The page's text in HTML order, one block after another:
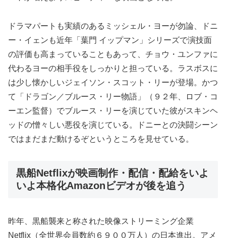
ドラマパートも実績のあるミッシェル・ヨーが勿論、ドニ
ー・イェンも近年「葉門 イップマン」シリーズで演技面
の評価も高まっていることもあって、チョウ・ユンファに
代わるヨーの相手役をしっかりと担っている。ラスボスに
は少し懐かしいジェイソン・スコット・リーが登場。かつ
て「ドラゴン／ブルース・リー物語」（９２年、ロブ・コ
ーエン監督）でブルース・リーを演じていた彼がスキンヘ
ッドの憎々しい悪役を演じている。ドニーとの決闘シーン
ではまだまだ動けるぞというところを見せている。
黒船Netflixが映画制作・配信・配給をいよ
いよ本格化Amazonビデオが後を追う
昨年、黒船襲来と称された映像ストリーミング企業
Netflix（全世界会員数約６９００万人）の日本進出。アメ